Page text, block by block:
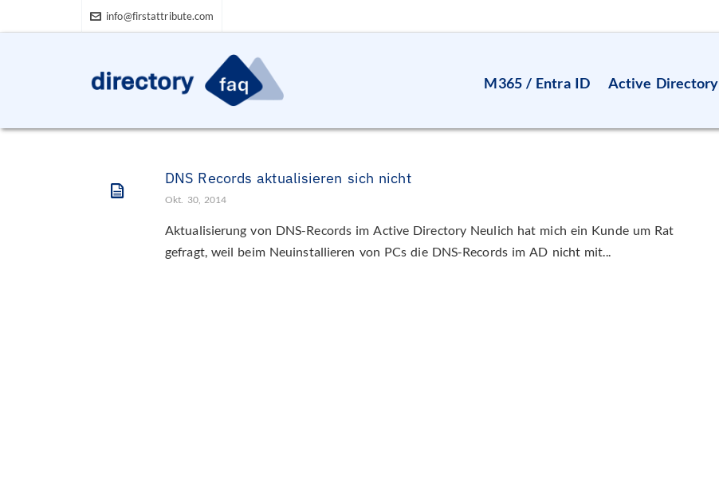
info@firstattribute.com
M365 / Entra ID Active Directory
DNS Records aktualisieren sich nicht
Okt. 30, 2014
Aktualisierung von DNS-Records im Active Directory Neulich hat mich ein Kunde um Rat
gefragt, weil beim Neuinstallieren von PCs die DNS-Records im AD nicht mit...